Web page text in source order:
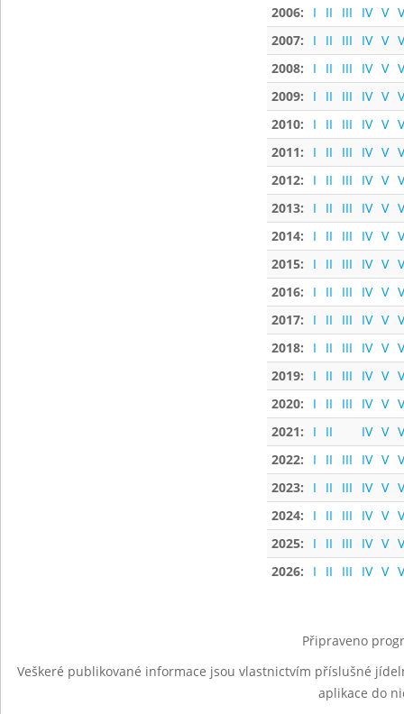
2006:
I II III IV V
2007:
I II III IV V
2008:
I II III IV V
2009:
I II III IV V
2010:
I II III IV V
2011:
I II III IV V
2012:
I II III IV V
2013:
I II III IV V
2014:
I II III IV V
2015:
I II III IV V
2016:
I II III IV V
2017:
I II III IV V
2018:
I II III IV V
2019:
I II III IV V
2020:
I II III IV V
2021:
I II IV V
2022:
I II III IV V
2023:
I II III IV V
2024:
I II III IV V
2025:
I II III IV V
2026:
I II III IV V
Připraveno
Veškeré publikované informace jsou vlastnictvím příslušné
aplikace do